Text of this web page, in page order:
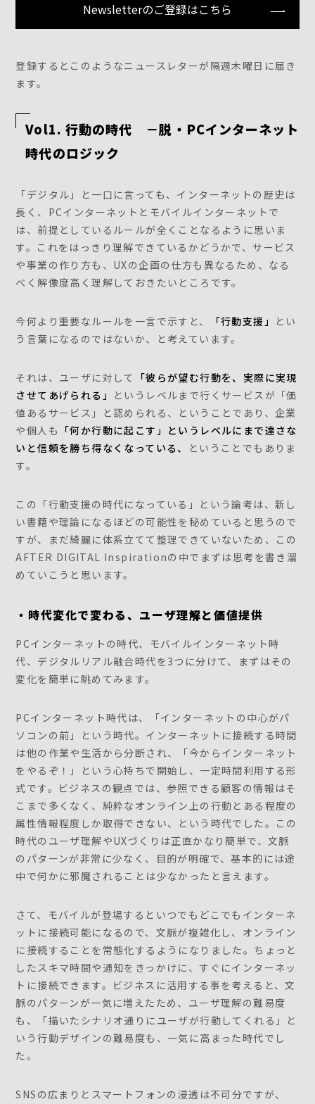
Newsletterのご登録はこちら
登録するとこのようなニュースレターが隔週木曜日に届き
ます。
Vol1. 行動の時代 －脱・PCインターネット
時代のロジック
「デジタル」と一口に言っても、インターネットの歴史は
長く、PCインターネットとモバイルインターネットで
は、前提としているルールが全くことなるように思いま
す。これをはっきり理解できているかどうかで、サービス
や事業の作り方も、UXの企画の仕方も異なるため、なる
べく解像度高く理解しておきたいところです。
今何より重要なルールを一言で示すと、 「行動支援」
とい
う言葉になるのではないか、と考えています。
それは、ユーザに対して
「彼らが望む行動を、実際に実現
させてあげられる」
というレベルまで行くサービスが「価
値あるサービス」と認められる、ということであり、企業
や個人も 「何か行動に起こす」というレベルにまで達さな
いと信頼を勝ち得なくなっている、
ということでもありま
す。
この「行動支援の時代になっている」という論考は、新し
い書籍や理論になるほどの可能性を秘めていると思うので
すが、まだ綺麗に体系立てて整理できていないため、この
AFTER DIGITAL Inspirationの中でまずは思考を書き溜
めていこうと思います。
・時代変化で変わる、ユーザ理解と価値提供
PCインターネットの時代、モバイルインターネット時
代、デジタルリアル融合時代を3つに分けて、まずはその
変化を簡単に眺めてみます。
PCインターネット時代は、「インターネットの中心がパ
ソコンの前」という時代。インターネットに接続する時間
は他の作業や生活から分断され、「今からインターネット
をやるぞ！」という心持ちで開始し、一定時間利用する形
式です。ビジネスの観点では、参照できる顧客の情報はそ
こまで多くなく、純粋なオンライン上の行動とある程度の
属性情報程度しか取得できない、という時代でした。この
時代のユーザ理解やUXづくりは正直かなり簡単で、文脈
のパターンが非常に少なく、目的が明確で、基本的には途
中で何かに邪魔されることは少なかったと言えます。
さて、モバイルが登場するといつでもどこでもインターネ
ットに接続可能になるので、文脈が複雑化し、オンライン
に接続することを常態化するようになりました。ちょっと
したスキマ時間や通知をきっかけに、すぐにインターネッ
トに接続できます。ビジネスに活用する事を考えると、文
脈のパターンが一気に増えたため、ユーザ理解の難易度
も、「描いたシナリオ通りにユーザが行動してくれる」と
いう行動デザインの難易度も、一気に高まった時代でし
た。
SNSの広まりとスマートフォンの浸透は不可分ですが、